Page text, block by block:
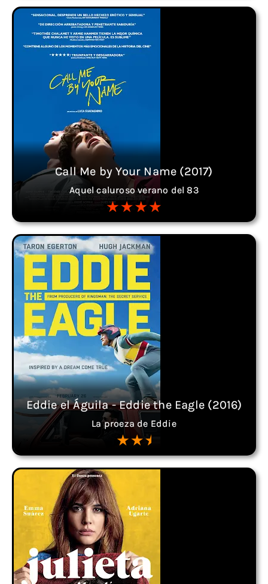
Call Me by Your Name (2017)
Aquel caluroso verano del 83
Eddie el Águila - Eddie the Eagle (2016)
La proeza de Eddie